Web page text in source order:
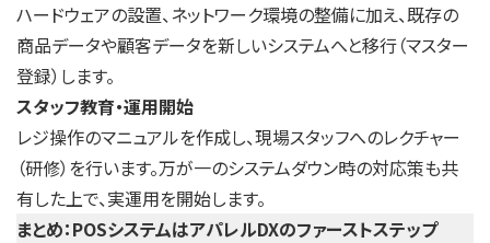
ハードウェアの設置、ネットワーク環境の整備に加え、既存の
商品データや顧客データを新しいシステムへと移行（マスター
登録）します。
スタッフ教育・運用開始
レジ操作のマニュアルを作成し、現場スタッフへのレクチャー
（研修）を行います。万が一のシステムダウン時の対応策も共
有した上で、実運用を開始します。
まとめ：POSシステムはアパレルDXのファーストステップ